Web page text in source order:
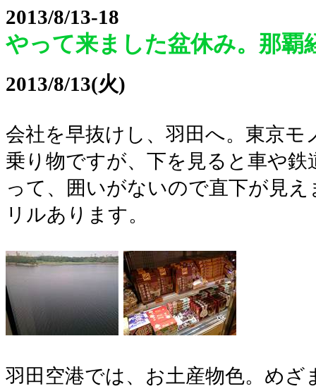
2013/8/13-18
やって来ました盆休み。那覇
2013/8/13(火)
会社を早抜けし、羽田へ。東京モ
乗り物ですが、下を見ると車や
って、囲いがないので直下が見
リルあります。
羽田空港では、お土産物色。め